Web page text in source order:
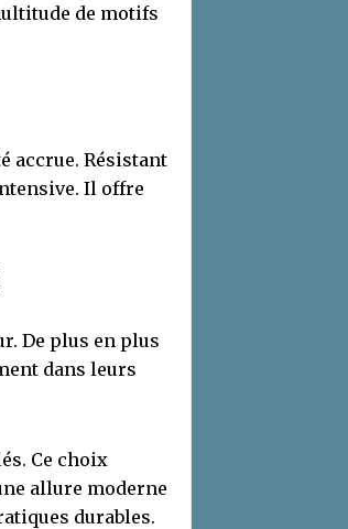
de motifs
accrue. Résistant
Il offre
De plus en plus
dans leurs
Ce choix
allure moderne
durables.